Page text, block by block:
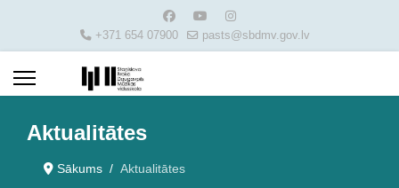
+371 654 07900 pasts@sbdmv.gov.lv
Aktualitātes
Sākums Aktualitātes